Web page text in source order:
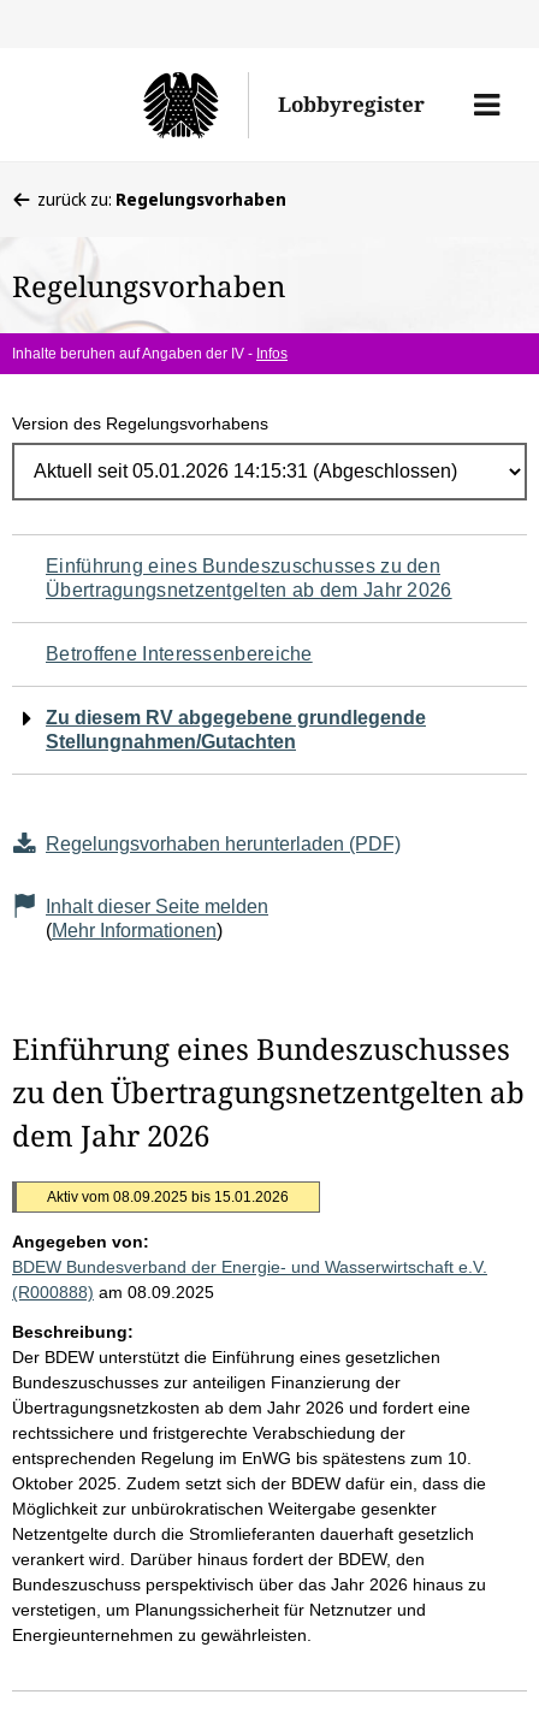
Lobbyregister
Menü
befinden
hier:
zurück zu: Regelungsvorhaben
Regelungsvorhaben
Inhalte beruhen auf Angaben der IV - Infos
Version des Regelungsvorhabens
Navigation
für
den
Seiteninhalt
Einführung eines Bundeszuschusses zu den
Übertragungsnetzentgelten ab dem Jahr 2026
Betroffene Interessenbereiche
Zu diesem RV abgegebene grundlegende
Stellungnahmen/Gutachten
Regelungsvorhaben herunterladen (PDF)
Inhalt dieser Seite melden
(Mehr Informationen)
Einführung eines Bundeszuschusses
zu den Übertragungsnetzentgelten ab
dem Jahr 2026
Aktiv vom 08.09.2025 bis 15.01.2026
Angegeben von:
BDEW Bundesverband der Energie- und Wasserwirtschaft e.V.
(R000888) am 08.09.2025
Beschreibung:
Der BDEW unterstützt die Einführung eines gesetzlichen
Bundeszuschusses zur anteiligen Finanzierung der
Übertragungsnetzkosten ab dem Jahr 2026 und fordert eine
rechtssichere und fristgerechte Verabschiedung der
entsprechenden Regelung im EnWG bis spätestens zum 10.
Oktober 2025. Zudem setzt sich der BDEW dafür ein, dass die
Möglichkeit zur unbürokratischen Weitergabe gesenkter
Netzentgelte durch die Stromlieferanten dauerhaft gesetzlich
verankert wird. Darüber hinaus fordert der BDEW, den
Bundeszuschuss perspektivisch über das Jahr 2026 hinaus zu
verstetigen, um Planungssicherheit für Netznutzer und
Energieunternehmen zu gewährleisten.